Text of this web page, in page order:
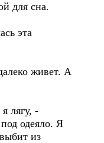
для сна.
эта
живет. А
лягу, -
одеяло. Я
из